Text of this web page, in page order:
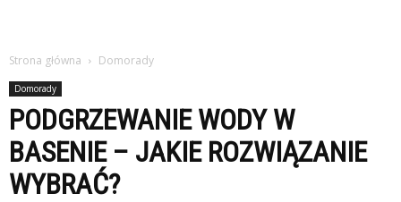
Strona główna Domorady
Domorady
PODGRZEWANIE WODY W
BASENIE – JAKIE ROZWIĄZANIE
WYBRAĆ?